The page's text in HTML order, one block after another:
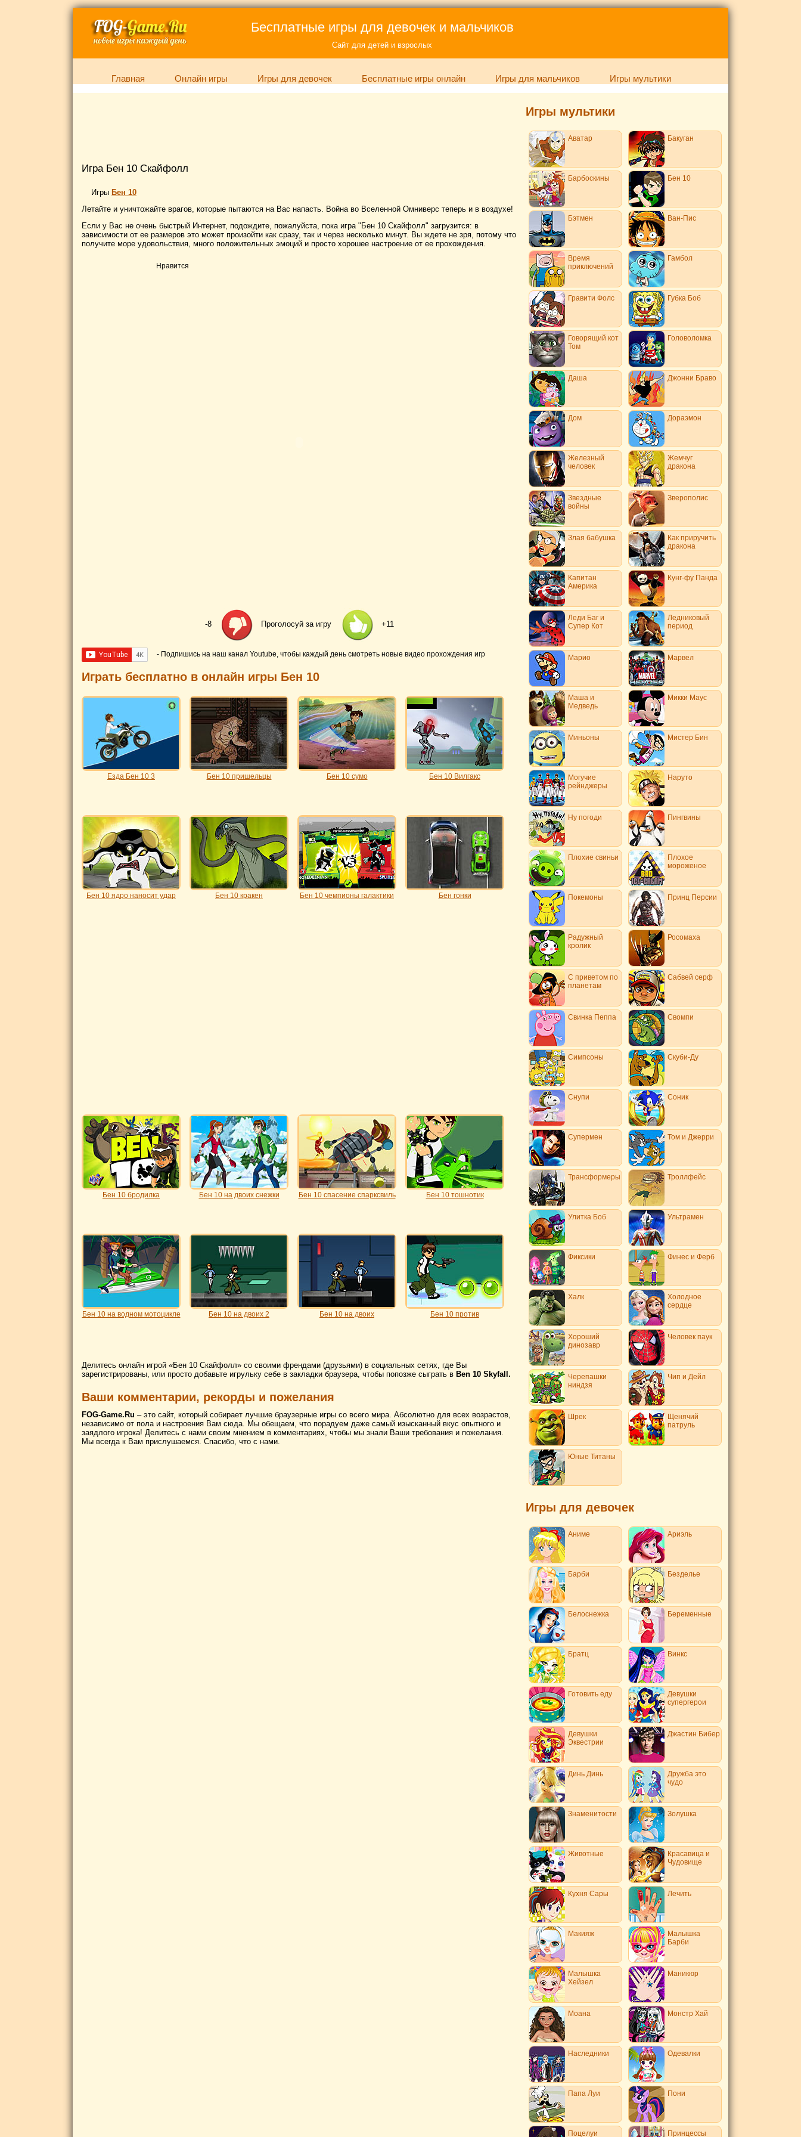
Бесплатные игры для девочек и мальчиков
Сайт для детей и взрослых
Главная Онлайн игры Игры для девочек Бесплатные игры онлайн Игры для мальчиков Игры мультики
Игра Бен 10 Скайфолл
Игры Бен 10
Летайте и уничтожайте врагов, которые пытаются на Вас напасть. Война во Вселенной Омниверс теперь и в воздухе!
Если у Вас не очень быстрый Интернет, подождите, пожалуйста, пока игра "Бен 10 Скайфолл" загрузится: в
зависимости от ее размеров это может произойти как сразу, так и через несколько минут. Вы ждете не зря, потому что
получите море удовольствия, много положительных эмоций и просто хорошее настроение от ее прохождения.
Нравится
-8 Проголосуй за игру +11
- Подпишись на наш канал Youtube, чтобы каждый день смотреть новые видео прохождения игр
Играть бесплатно в онлайн игры Бен 10
Езда Бен 10 3 Бен 10 пришельцы Бен 10 сумо Бен 10 Вилгакс
Бен 10 ядро наносит удар Бен 10 кракен Бен 10 чемпионы галактики Бен гонки
Бен 10 бродилка Бен 10 на двоих снежки Бен 10 спасение спарксвиль Бен 10 тошнотик
Бен 10 на водном мотоцикле Бен 10 на двоих 2 Бен 10 на двоих Бен 10 против
Делитесь онлайн игрой «Бен 10 Скайфолл» со своими френдами (друзьями) в социальных сетях, где Вы
зарегистрированы, или просто добавьте игрульку себе в закладки браузера, чтобы попозже сыграть в Ben 10 Skyfall.
Ваши комментарии, рекорды и пожелания
FOG-Game.Ru – это сайт, который собирает лучшие браузерные игры со всего мира. Абсолютно для всех возрастов,
независимо от пола и настроения Вам сюда. Мы обещаем, что порадуем даже самый изысканный вкус опытного и
заядлого игрока! Делитесь с нами своим мнением в комментариях, чтобы мы знали Ваши требования и пожелания.
Мы всегда к Вам прислушаемся. Спасибо, что с нами.
Игры мультики
Аватар Бакуган
Барбоскины Бен 10
Бэтмен Ван-Пис
Время
приключений
Гамбол
Гравити Фолс Губка Боб
Говорящий кот
Том
Головоломка
Даша Джонни Браво
Дом Дораэмон
Железный
человек
Жемчуг
дракона
Звездные
войны
Зверополис
Злая бабушка
Как приручить
дракона
Капитан
Америка
Кунг-фу Панда
Леди Баг и
Супер Кот
Ледниковый
период
Марио Марвел
Маша и
Медведь
Микки Маус
Миньоны Мистер Бин
Могучие
рейнджеры
Наруто
Ну погоди Пингвины
Плохие свиньи
Плохое
мороженое
Покемоны Принц Персии
Радужный
кролик
Росомаха
С приветом по
планетам
Сабвей серф
Свинка Пеппа Свомпи
Симпсоны Скуби-Ду
Снупи Соник
Супермен Том и Джерри
Трансформеры Троллфейс
Улитка Боб Ультрамен
Фиксики Финес и Ферб
Халк
Холодное
сердце
Хороший
динозавр
Человек паук
Черепашки
ниндзя
Чип и Дейл
Шрек
Щенячий
патруль
Юные Титаны
Игры для девочек
Аниме Ариэль
Барби Безделье
Белоснежка Беременные
Братц Винкс
Готовить еду
Девушки
супергерои
Девушки
Эквестрии
Джастин Бибер
Динь Динь
Дружба это
чудо
Знаменитости Золушка
Животные
Красавица и
Чудовище
Кухня Сары Лечить
Макияж
Малышка
Барби
Малышка
Хейзел
Маникюр
Моана Монстр Хай
Наследники Одевалки
Папа Луи Пони
Поцелуи Принцессы